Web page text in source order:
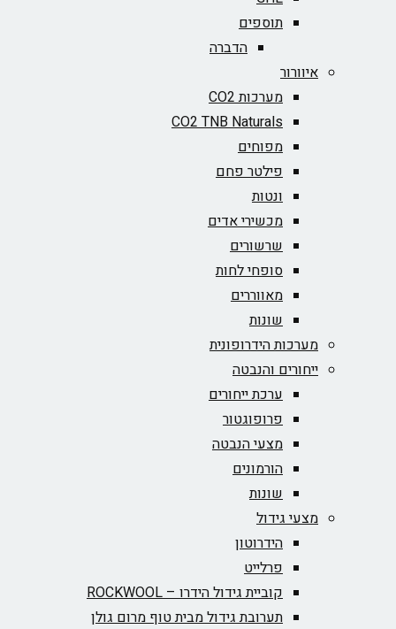
תוספים
הדברה
איוורור
מערכות CO2
CO2 TNB Naturals
מפוחים
פילטר פחם
ונטות
מכשירי אדים
שרשורים
סופחי לחות
מאווררים
שונות
מערכות הידרופונית
ייחורים והנבטה
ערכת ייחורים
פרופוגטור
מצעי הנבטה
הורמונים
שונות
מצעי גידול
הידרוטון
פרלייט
קוביית גידול הידרו – ROCKWOOL‏
תערובת גידול מבית טוף מרום גולן